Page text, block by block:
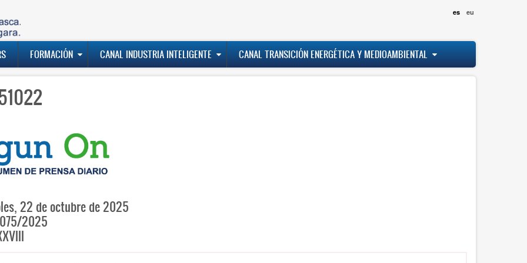
es eu
FORMACIÓN CANAL INDUSTRIA INTELIGENTE CANAL TRANSICIÓN ENERGÉTICA Y MEDIOAMBIENTAL
22 de octubre de 2025
2025